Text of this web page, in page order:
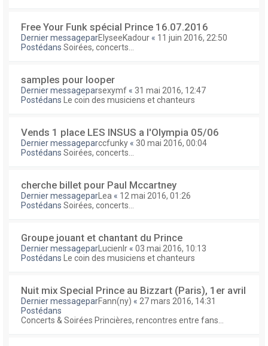
Free Your Funk spécial Prince 16.07.2016
Dernier messageparElyseeKadour « 11 juin 2016, 22:50
Postédans Soirées, concerts...
samples pour looper
Dernier messageparsexymf « 31 mai 2016, 12:47
Postédans
Le coin des musiciens et chanteurs
Vends 1 place LES INSUS a l'Olympia 05/06
Dernier messageparccfunky « 30 mai 2016, 00:04
Postédans Soirées, concerts...
cherche billet pour Paul Mccartney
Dernier messagepar Lea « 12 mai 2016, 01:26
Postédans Soirées, concerts...
Groupe jouant et chantant du Prince
Dernier messagepar Lucienlr « 03 mai 2016, 10:13
Postédans
Le coin des musiciens et chanteurs
Nuit mix Special Prince au Bizzart (Paris), 1er avril
Dernier messageparFann(ny) « 27 mars 2016, 14:31
Postédans
Concerts & Soirées Princières, rencontres entre fans...